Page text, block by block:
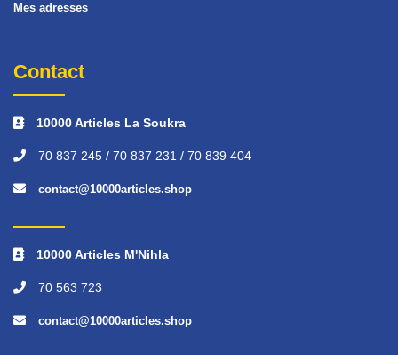
Mes adresses
Contact
10000 Articles La Soukra
70 837 245 / 70 837 231 / 70 839 404
contact@10000articles.shop
10000 Articles M'Nihla
70 563 723
contact@10000articles.shop